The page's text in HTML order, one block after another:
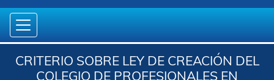
CRITERIO SOBRE LEY DE CREACIÓN DEL
COLEGIO DE PROFESIONALES EN